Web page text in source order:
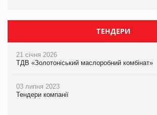
ТЕНДЕРИ
21 січня 2026
ТДВ «Золотоніський маслоробний комбінат»
03 липня 2023
Тендери компанії